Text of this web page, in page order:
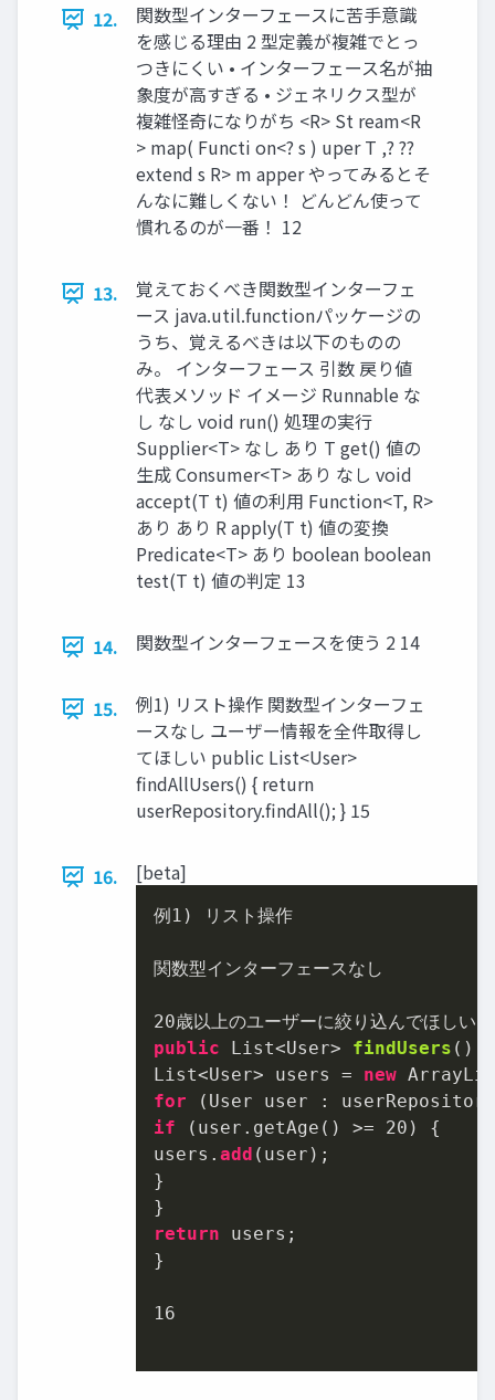
12.
関数型インターフェースに苦手意識
を感じる理由 2 型定義が複雑でとっ
つきにくい • インターフェース名が抽
象度が高すぎる • ジェネリクス型が
複雑怪奇になりがち <R> St ream<R
> map( Functi on<? s ) uper T ,? ??
extend s R> m apper やってみるとそ
んなに難しくない！ どんどん使って
慣れるのが一番！ 12
13.
覚えておくべき関数型インターフェ
ース java.util.functionパッケージの
うち、覚えるべきは以下のものの
み。 インターフェース 引数 戻り値
代表メソッド イメージ Runnable な
し なし void run() 処理の実行
Supplier<T> なし あり T get() 値の
生成 Consumer<T> あり なし void
accept(T t) 値の利用 Function<T, R>
あり あり R apply(T t) 値の変換
Predicate<T> あり boolean boolean
test(T t) 値の判定 13
14. 関数型インターフェースを使う 2 14
15.
例1) リスト操作 関数型インターフェ
ースなし ユーザー情報を全件取得し
てほしい public List<User>
findAllUsers() { return
userRepository.findAll(); } 15
16. [beta]
例 1 ) リスト操作
関数型インターフェースなし
20
public List<User> findUsers ()
List<User> users = new
for
if (user.getAge() >= 20 ) {
users. add (user);
}
return users;
}
16